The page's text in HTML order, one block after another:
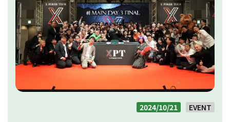
2024/10/21 EVENT